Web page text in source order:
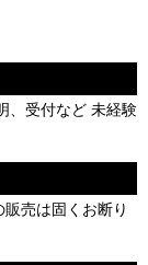
、受付など 未経験
売は固くお断り